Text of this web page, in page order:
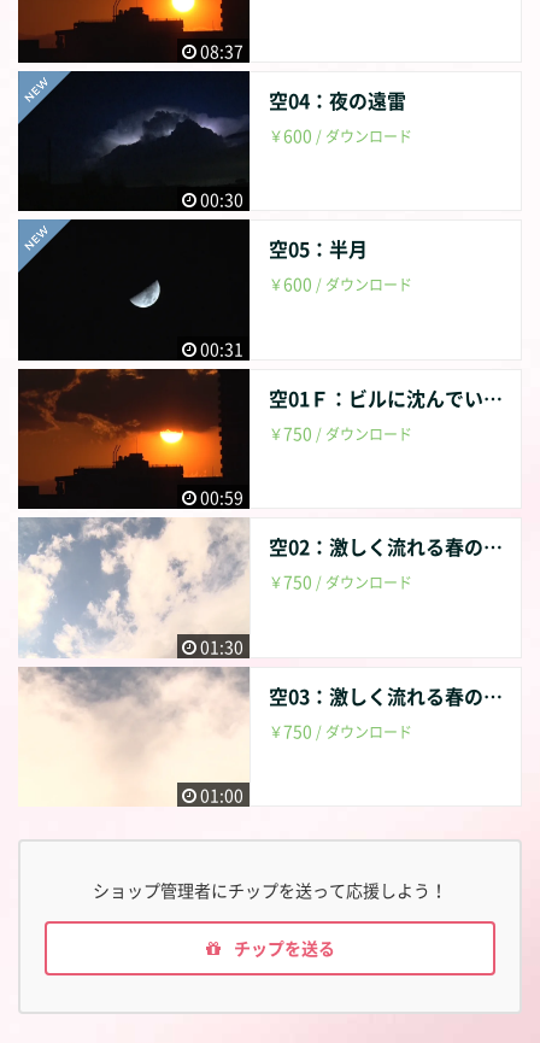
08:37
00:30
空04：夜の遠雷
￥600 / ダウンロード
00:31
空05：半月
￥600 / ダウンロード
00:59
空01Ｆ：ビルに沈んでいく夕陽（10倍速）
￥750 / ダウンロード
01:30
空02：激しく流れる春の雲01
￥750 / ダウンロード
01:00
空03：激しく流れる春の雲02
￥750 / ダウンロード
ショップ管理者にチップを送って応援しよう！
チップを送る